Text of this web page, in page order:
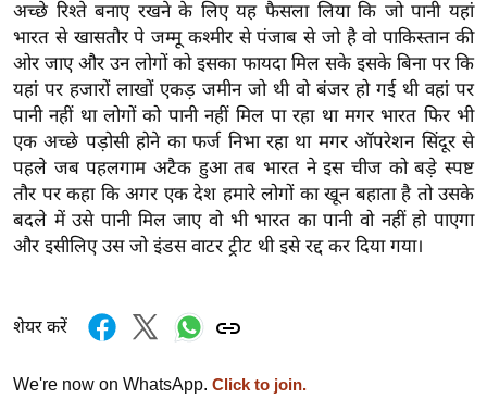
न
ज
ग
त
बॉ
ली
वु
ड
हॉ
ड
ल्म
अच्छे रिश्ते बनाए रखने के लिए यह फैसला लिया कि जो पानी यहां
भारत से खासतौर पे जम्मू कश्मीर से पंजाब से जो है वो पाकिस्तान की
ओर जाए और उन लोगों को इसका फायदा मिल सके इसके बिना पर कि
यहां पर हजारों लाखों एकड़ जमीन जो थी वो बंजर हो गई थी वहां पर
पानी नहीं था लोगों को पानी नहीं मिल पा रहा था मगर भारत फिर भी
एक अच्छे पड़ोसी होने का फर्ज निभा रहा था मगर ऑपरेशन सिंदूर से
पहले जब पहलगाम अटैक हुआ तब भारत ने इस चीज को बड़े स्पष्ट
तौर पर कहा कि अगर एक देश हमारे लोगों का खून बहाता है तो उसके
बदले में उसे पानी मिल जाए वो भी भारत का पानी वो नहीं हो पाएगा
और इसीलिए उस जो इंडस वाटर ट्रीट थी इसे रद्द कर दिया गया।
शेयर करें
We're now on WhatsApp. Click to join.